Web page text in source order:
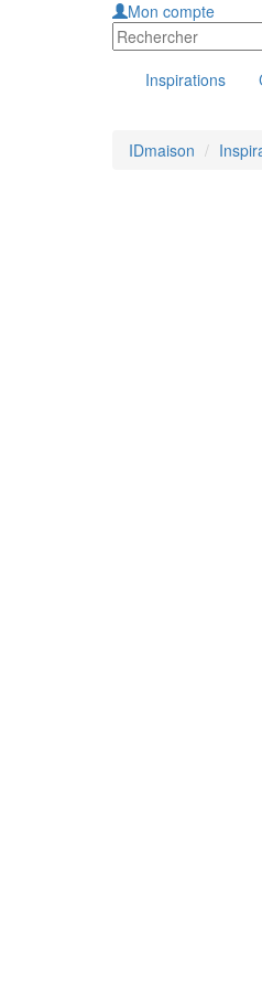
Mon compte
Inspirations
IDmaison